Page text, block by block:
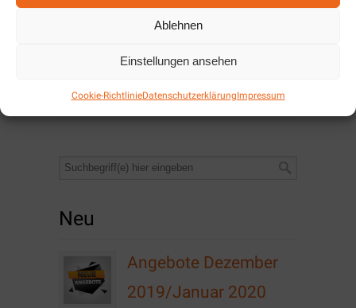
Ablehnen
Einstellungen ansehen
Cookie-RichtlinieDatenschutzerklärungImpressum
Hier finden Sie die aktuellen Angebote
mehr →
Neu
Angebote Dezember
2019/Januar 2020